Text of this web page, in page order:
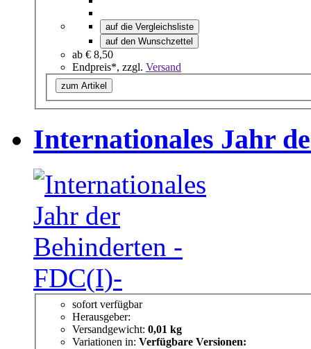
auf die Vergleichsliste
auf den Wunschzettel
ab € 8,50
Endpreis*, zzgl. Versand
zum Artikel
Internationales Jahr
sofort verfügbar
Herausgeber:
Versandgewicht: 0,01 kg
Variationen in: Verfügbare Versionen: